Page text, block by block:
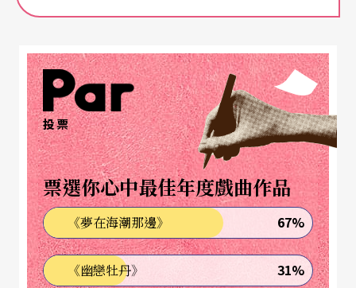
品，因而無法放在隨身行李，只能託運。
去水電行和中藥店買材料
由於簧片相當敏感，濕度、溫度都有可能產生變
化，專業的演奏家們必定會多準備幾個待命。但畢
竟它攸關演奏的成效，因此總需要依現場環境再做
綑綁加強或微調。幾個必要的材料從古至今都需
要，但隨著時代的轉變，也有更好用的替代品。像
是用來將兩片簧片合在一起，防止漏氣的「魚
皮」，近2、30年漸漸改用水電工用來纏水管防漏水
投票
票選你心中最佳年度戲曲作品
《夢在海潮那邊》 67%
《幽戀牡丹》 31%